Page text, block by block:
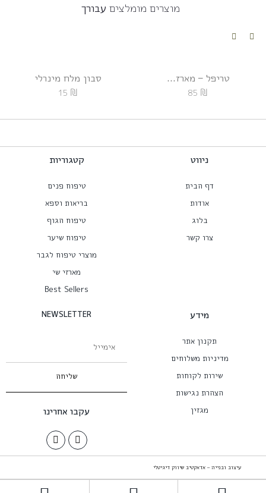
מוצרים מומלצים עבורך
טריפל – מארז...
85 ₪
סבון מלח מינרלי
15 ₪
ניווט
דף הבית
אודות
בלוג
צרו קשר
קטגוריות
טיפוח פנים
בריאות וספא
טיפוח הגוף
טיפוח שיער
מוצרי טיפוח לגבר
מארזי שי
Best Sellers
מידע
תקנון אתר
מדיניות משלוחים
שירות לקוחות
הצהרת נגישות
מגזין
NEWSLETTER
שליחה
עקבו אחרינו
עיצוב ובנייה – אדאקטיב שיווק דיגיטלי